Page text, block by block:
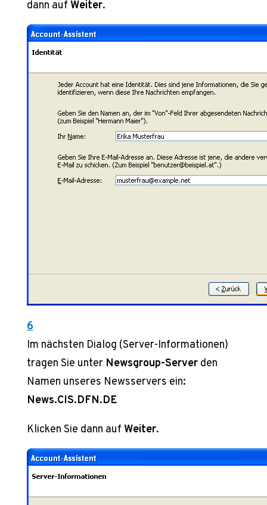
dann auf Weiter.
6
Im nächsten Dialog (Server-Informationen)
tragen Sie unter Newsgroup-Serverden
Namen unseres Newsservers ein:
News.CIS.DFN.DE
Klicken Sie dann auf Weiter.